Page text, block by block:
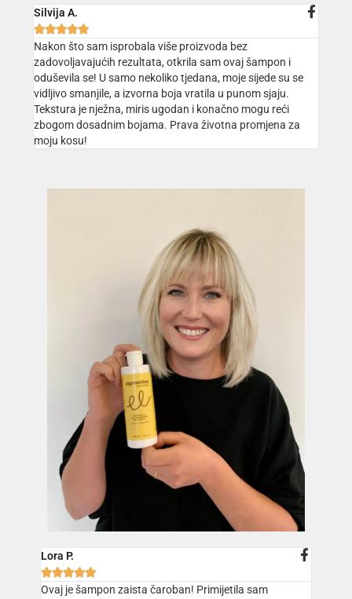
Silvija A.

Nakon što sam isprobala više proizvoda bez
zadovoljavajućih rezultata, otkrila sam ovaj šampon i
oduševila se! U samo nekoliko tjedana, moje sijede su se
vidljivo smanjile, a izvorna boja vratila u punom sjaju.
Tekstura je nježna, miris ugodan i konačno mogu reći
zbogom dosadnim bojama. Prava životna promjena za
moju kosu!
Lora P.

Ovaj je šampon zaista čaroban! Primijetila sam